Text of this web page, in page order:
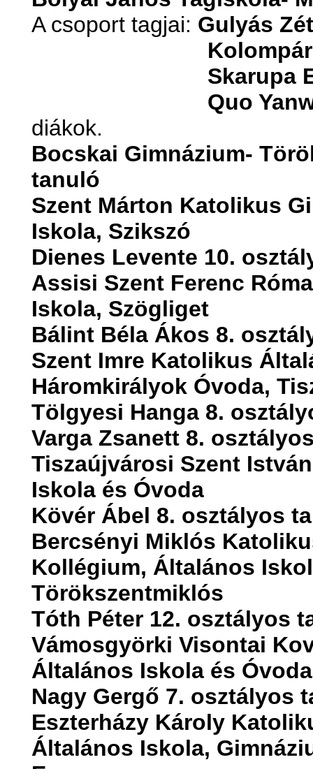
A csoport tagjai: Gulyás
Skarupa
Quo
diákok.
Bocskai Gimnázium-
tanuló
Szent Márton Katolikus
Iskola, Szikszó
Dienes Levente 10.
Assisi Szent Ferenc
Iskola, Szögliget
Bálint Béla Ákos 8.
Szent Imre Katolikus
Háromkirályok Óvoda,
Tölgyesi Hanga 8.
Varga Zsanett 8.
Tiszaújvárosi Szent
Iskola és Óvoda
Kövér Ábel 8. osztályos
Bercsényi Miklós
Kollégium, Általános
Törökszentmiklós
Tóth Péter 12. osztályos
Vámosgyörki Visontai
Általános Iskola és Óvoda
Nagy Gergő 7. osztályos
Eszterházy Károly
Általános Iskola,